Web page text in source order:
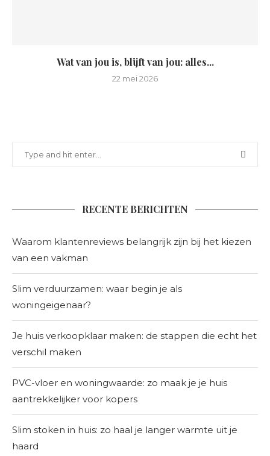
Wat van jou is, blijft van jou: alles...
22 mei 2026
RECENTE BERICHTEN
Waarom klantenreviews belangrijk zijn bij het kiezen
van een vakman
Slim verduurzamen: waar begin je als
woningeigenaar?
Je huis verkoopklaar maken: de stappen die echt het
verschil maken
PVC-vloer en woningwaarde: zo maak je je huis
aantrekkelijker voor kopers
Slim stoken in huis: zo haal je langer warmte uit je
haard